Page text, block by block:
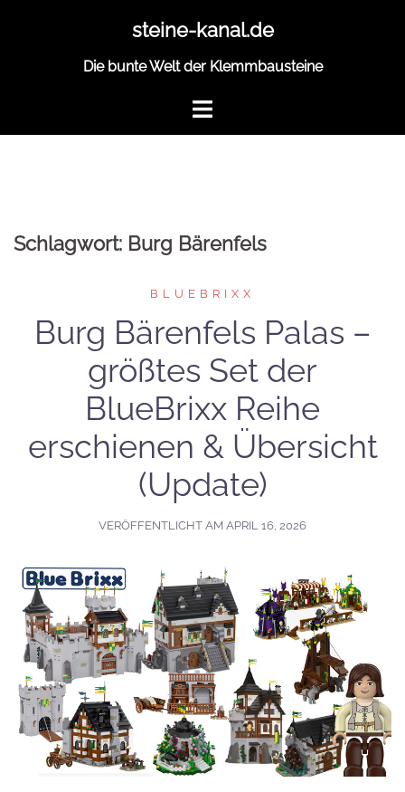
steine-kanal.de
Die bunte Welt der Klemmbausteine
Schlagwort: Burg Bärenfels
BLUEBRIXX
Burg Bärenfels Palas –
größtes Set der
BlueBrixx Reihe
erschienen & Übersicht
(Update)
VERÖFFENTLICHT AM APRIL 16, 2026